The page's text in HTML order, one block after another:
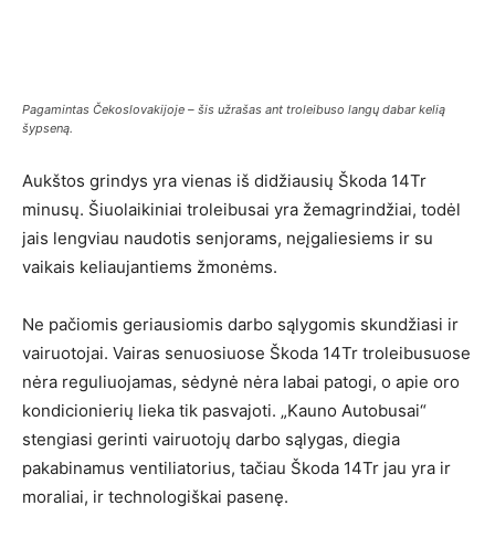
Pagamintas Čekoslovakijoje – šis užrašas ant troleibuso langų dabar kelią
šypseną.
Aukštos grindys yra vienas iš didžiausių Škoda 14Tr
minusų. Šiuolaikiniai troleibusai yra žemagrindžiai, todėl
jais lengviau naudotis senjorams, neįgaliesiems ir su
vaikais keliaujantiems žmonėms.
Ne pačiomis geriausiomis darbo sąlygomis skundžiasi ir
vairuotojai. Vairas senuosiuose Škoda 14Tr troleibusuose
nėra reguliuojamas, sėdynė nėra labai patogi, o apie oro
kondicionierių lieka tik pasvajoti. „Kauno Autobusai“
stengiasi gerinti vairuotojų darbo sąlygas, diegia
pakabinamus ventiliatorius, tačiau Škoda 14Tr jau yra ir
moraliai, ir technologiškai pasenę.